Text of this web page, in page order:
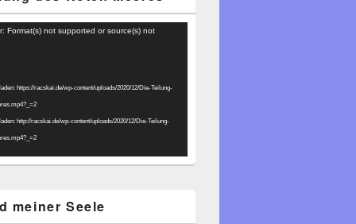
Format(s) not supported or source(s) not
https://racskai.de/wp-content/uploads/2020/12/Die-Teilung-
http://racskai.de/wp-content/uploads/2020/12/Die-Teilung-
meiner Seele